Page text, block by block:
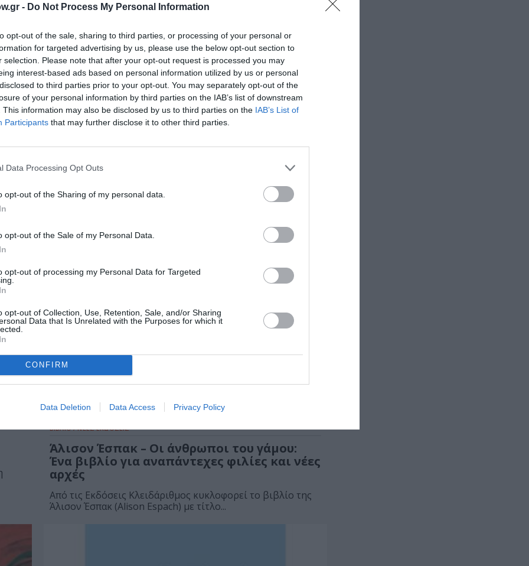
- Do Not Process My Personal Information
opt-out of the sale, sharing to third parties, or processing of your personal or
for targeted advertising by us, please use the below opt-out section to
selection. Please note that after your opt-out request is processed you may
interest-based ads based on personal information utilized by us or personal
to third parties prior to your opt-out. You may separately opt-out of the
of your personal information by third parties on the IAB’s list of downstream
This information may also be disclosed by us to third parties on the IAB’s List of
Participants that may further disclose it to other third parties.
Data Processing Opt Outs
opt-out of the Sharing of my personal data.
opt-out of the Sale of my Personal Data.
opt-out of processing my Personal Data for Targeted
opt-out of Collection, Use, Retention, Sale, and/or Sharing
Data that Is Unrelated with the Purposes for which it
CONFIRM
Data Deletion Data Access Privacy Policy
Σέλβα Αλµάδα (Selva Almada) «Οι πλινθοποιοί».
Λιν Πέιντερ – Καμία σχέση με τις ταινίες: Η
σελερ βιβλίου
Από τις Εκδόσεις Κλειδάριθμος κυκλοφορεί το βιβλίο της
Λιν Πέιντερ (Lynn Painter) «Καμία σχέση...
ΒΙΒΛΙΟ / ΝΕΕΣ ΕΚΔΟΣΕΙΣ
Άλισον Έσπακ – Οι άνθρωποι του γάμου:
Ένα βιβλίο για αναπάντεχες φιλίες και νέες
αρχές
Από τις Εκδόσεις Κλειδάριθμος κυκλοφορεί το βιβλίο της
Άλισον Έσπακ (Alison Espach) με τίτλο...